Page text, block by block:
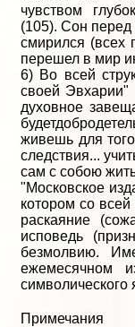
чувством
(105). Сон перед
смирился (всех
перешел в мир
6) Во всей
своей Эвхарии"
духовное
живешь для
следствия...
сам с собою
"Московское
котором со
раскаяние
исповедь
безмолвию.
ежемесячном
символического
Примечания